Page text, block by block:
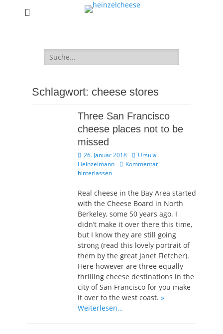
Suchen
nach:
Schlagwort: cheese stores
Three San Francisco
cheese places not to be
missed
Veröffentlicht
am
26. Januar 2018 Autor
Ursula
Heinzelmann
Kommentar
hinterlassen
Real cheese in the Bay Area started
with the Cheese Board in North
Berkeley, some 50 years ago. I
didn’t make it over there this time,
but I know they are still going
strong (read this lovely portrait of
them by the great Janet Fletcher).
Here however are three equally
thrilling cheese destinations in the
city of San Francisco for you make
it over to the west coast. »
Weiterlesen…